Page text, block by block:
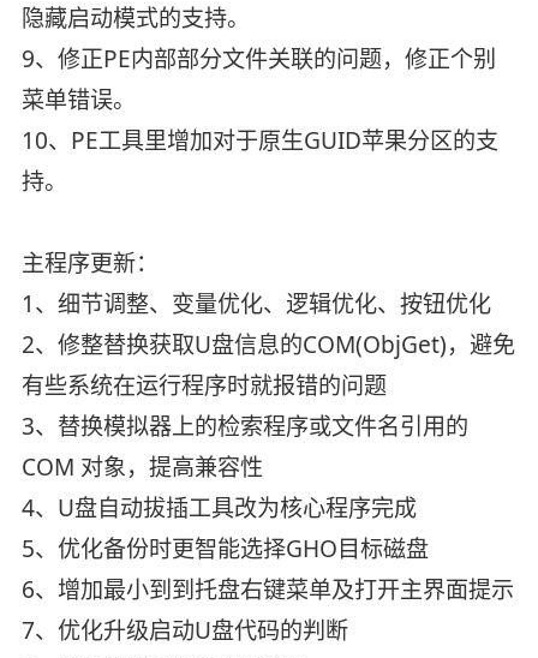
隐藏启动模式的支持。
9、修正PE内部部分文件关联的问题，修正个别
菜单错误。
10、PE工具里增加对于原生GUID苹果分区的支
持。
主程序更新：
1、细节调整、变量优化、逻辑优化、按钮优化
2、修整替换获取U盘信息的COM(ObjGet)，避免
有些系统在运行程序时就报错的问题
3、替换模拟器上的检索程序或文件名引用的
COM 对象，提高兼容性
4、U盘自动拔插工具改为核心程序完成
5、优化备份时更智能选择GHO目标磁盘
6、增加最小到到托盘右键菜单及打开主界面提示
7、优化升级启动U盘代码的判断